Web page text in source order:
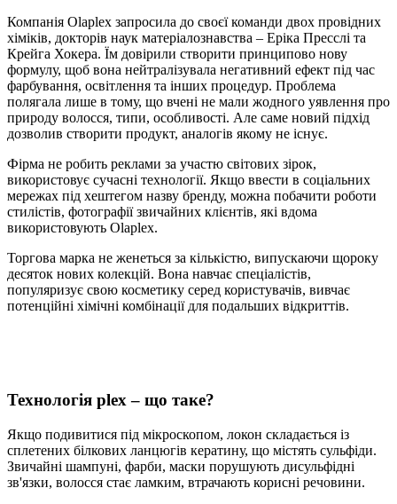
Компанія Olaplex запросила до своєї команди двох провідних
хіміків, докторів наук матеріалознавства – Еріка Пресслі та
Крейга Хокера. Їм довірили створити принципово нову
формулу, щоб вона нейтралізувала негативний ефект під час
фарбування, освітлення та інших процедур. Проблема
полягала лише в тому, що вчені не мали жодного уявлення про
природу волосся, типи, особливості. Але саме новий підхід
дозволив створити продукт, аналогів якому не існує.
Фірма не робить реклами за участю світових зірок,
використовує сучасні технології. Якщо ввести в соціальних
мережах під хештегом назву бренду, можна побачити роботи
стилістів, фотографії звичайних клієнтів, які вдома
використовують Olaplex.
Торгова марка не женеться за кількістю, випускаючи щороку
десяток нових колекцій. Вона навчає спеціалістів,
популяризує свою косметику серед користувачів, вивчає
потенційні хімічні комбінації для подальших відкриттів.
Технологія plex – що таке?
Якщо подивитися під мікроскопом, локон складається із
сплетених білкових ланцюгів кератину, що містять сульфіди.
Звичайні шампуні, фарби, маски порушують дисульфідні
зв'язки, волосся стає ламким, втрачають корисні речовини.